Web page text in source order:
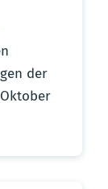
der